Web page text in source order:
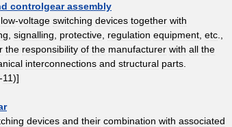
controlgear assembly
low-voltage switching devices together with
signalling protective regulation equipment etc
the responsibility of the manufacturer with all the
interconnections and structural parts
-11)]
devices and their combination with associated